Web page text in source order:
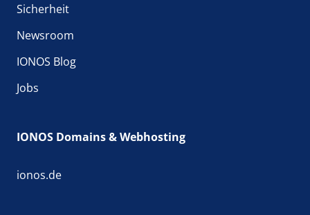
Sicherheit
Newsroom
IONOS Blog
Jobs
IONOS Domains & Webhosting
ionos.de